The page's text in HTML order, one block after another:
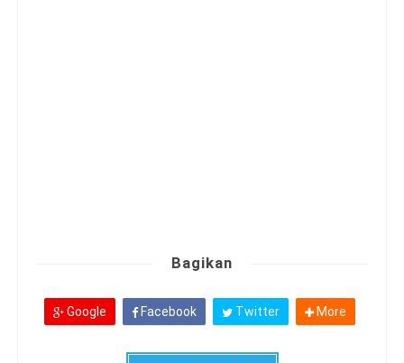
Bagikan
Google Facebook Twitter More